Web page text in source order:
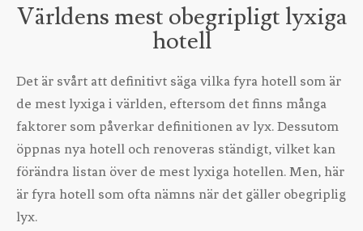
Världens mest obegripligt lyxiga
hotell
Det är svårt att definitivt säga vilka fyra hotell som är
de mest lyxiga i världen, eftersom det finns många
faktorer som påverkar definitionen av lyx. Dessutom
öppnas nya hotell och renoveras ständigt, vilket kan
förändra listan över de mest lyxiga hotellen. Men, här
är fyra hotell som ofta nämns när det gäller obegriplig
lyx.